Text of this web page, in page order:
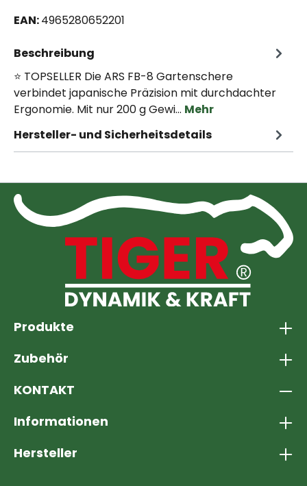
EAN:4965280652201
Beschreibung
⭐ TOPSELLER Die ARS FB-8 Gartenschere
verbindet japanische Präzision mit durchdachter
Ergonomie. Mit nur 200 g Gewi… Mehr
Hersteller- und Sicherheitsdetails
Produkte
Zubehör
KONTAKT
Informationen
Hersteller